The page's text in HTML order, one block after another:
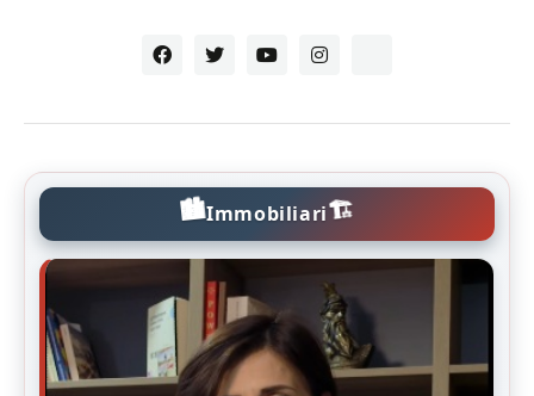
🏙️Immobiliari🏗️